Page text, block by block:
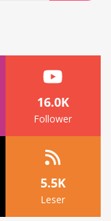
16.0K
Follower
5.5K
Leser